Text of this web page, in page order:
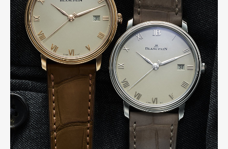
Pen Meet
Pen international Pen tw